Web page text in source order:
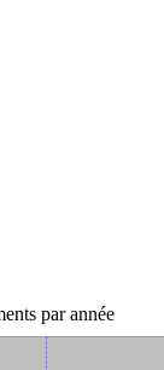
par année